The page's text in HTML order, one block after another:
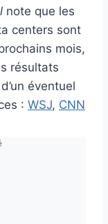
note que les
centers sont
mois,
résultats
éventuel
: WSJ, CNN